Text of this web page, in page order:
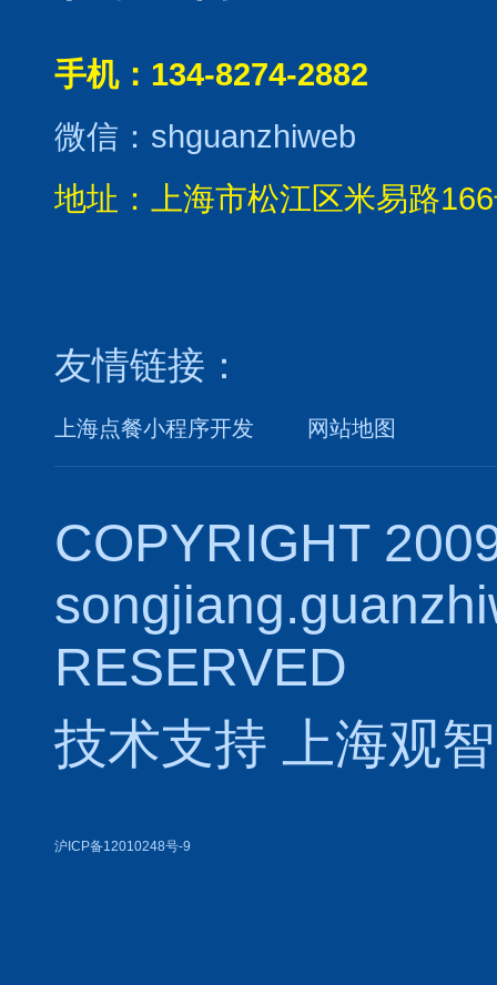
手机：134-8274-2882
微信：shguanzhiweb
地址：上海市松江区米易路
友情链接：
上海点餐小程序开发 网站地图
COPYRIGHT
RESERVED
技术支持
上海观
沪ICP备12010248号-9